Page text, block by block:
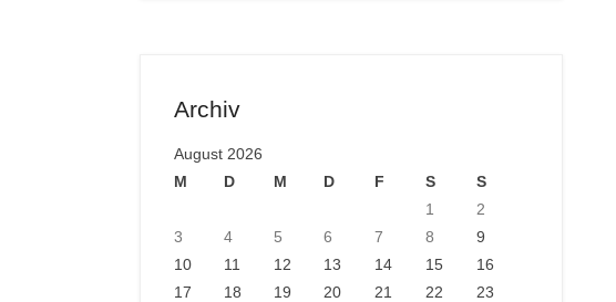
Archiv
August 2026
M
D M D F S
S
1
2
3
4 5 6 7 8
9
10
11 12 13 14 15
16
17
18 19 20 21 22
23